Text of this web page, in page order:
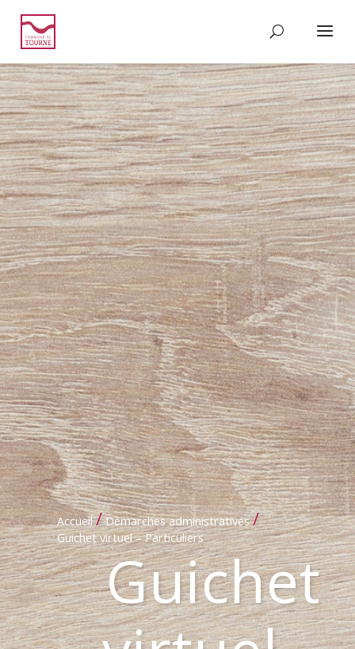
Accueil / Démarches administratives /
Guichet virtuel – Particuliers
Guichet